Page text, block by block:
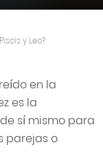
y Leo?
en la
es la
sí mismo para
parejas o